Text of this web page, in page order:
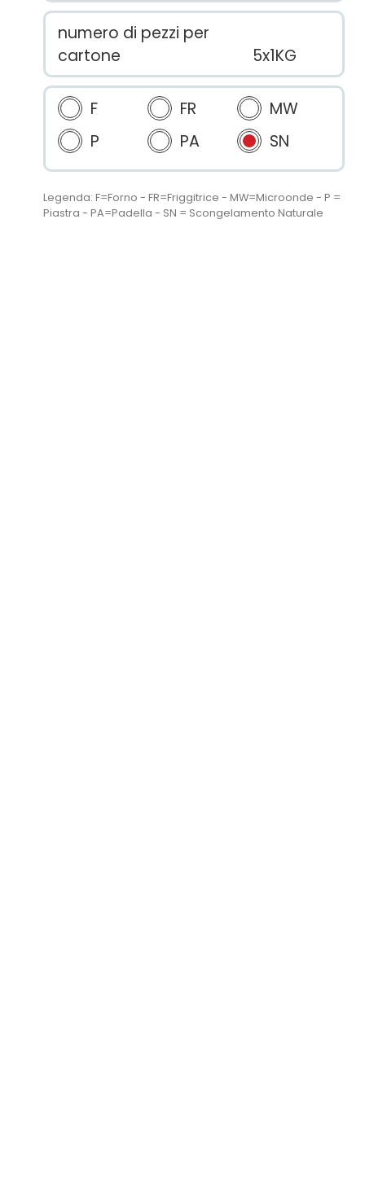
numero di pezzi per
cartone
5x1KG
F FR
MW
P
PA SN
Legenda: F=Forno - FR=Friggitrice - MW=Microonde - P =
Piastra - PA=Padella - SN = Scongelamento Naturale